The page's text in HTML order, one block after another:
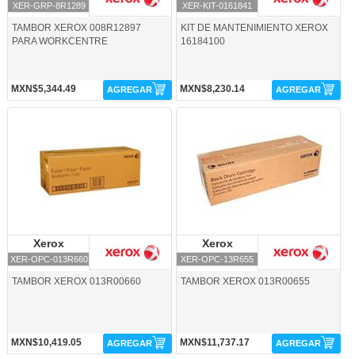
XER-GRP-8R1289
TAMBOR XEROX 008R12897
PARA WORKCENTRE
MXN$5,344.49 AGREGAR
XER-KIT-0161841
KIT DE MANTENIMIENTO XEROX
16184100
MXN$8,230.14 AGREGAR
Xerox
XER-OPC-013R660
TAMBOR XEROX 013R00660
MXN$10,419.05 AGREGAR
Xerox
XER-OPC-13R655
TAMBOR XEROX 013R00655
MXN$11,737.17 AGREGAR